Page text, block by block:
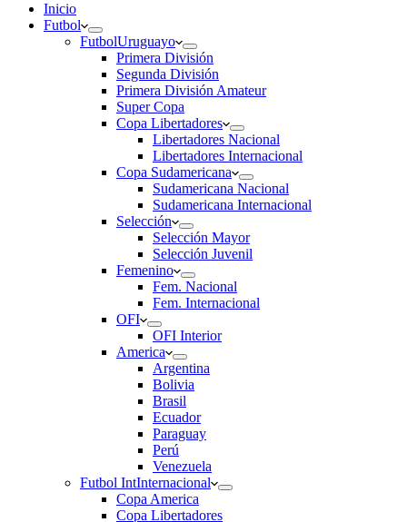
Inicio
Futbol
FutbolUruguayo
Primera División
Segunda División
Primera División Amateur
Super Copa
Copa Libertadores
Libertadores Nacional
Libertadores Internacional
Copa Sudamericana
Sudamericana Nacional
Sudamericana Internacional
Selección
Selección Mayor
Selección Juvenil
Femenino
Fem. Nacional
Fem. Internacional
OFI
OFI Interior
America
Argentina
Bolivia
Brasil
Ecuador
Paraguay
Perú
Venezuela
Futbol IntInternacional
Copa America
Copa Libertadores